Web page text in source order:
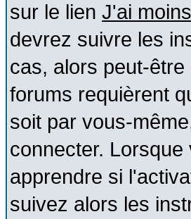
sur le lien J'ai
devrez suivre les
cas, alors peut-
forums requièrent
soit par vous-
connecter.
apprendre si
suivez alors les